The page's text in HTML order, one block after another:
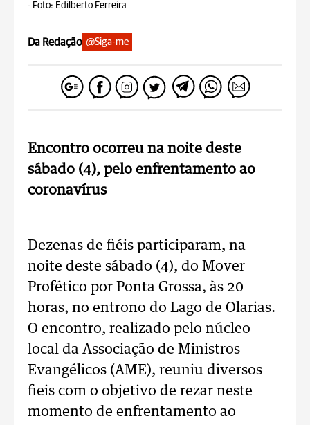
- Foto: Edilberto Ferreira
Da Redação @Siga-me
Encontro ocorreu na noite deste
sábado (4), pelo enfrentamento ao
coronavírus
Dezenas de fiéis participaram, na
noite deste sábado (4), do Mover
Profético por Ponta Grossa, às 20
horas, no entrono do Lago de Olarias.
O encontro, realizado pelo núcleo
local da Associação de Ministros
Evangélicos (AME), reuniu diversos
fieis com o objetivo de rezar neste
momento de enfrentamento ao